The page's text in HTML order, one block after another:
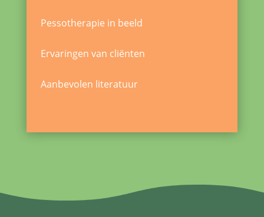
Pessotherapie in beeld
Ervaringen van cliënten
Aanbevolen literatuur